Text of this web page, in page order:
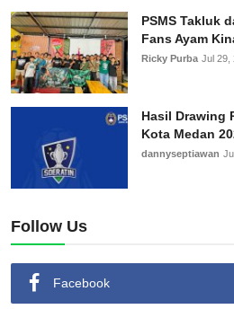
PSMS Takluk
Fans Ayam
Ricky Purba Jul 29,
Hasil Drawing
Kota Medan
dannyseptiawan
Follow Us
Facebook